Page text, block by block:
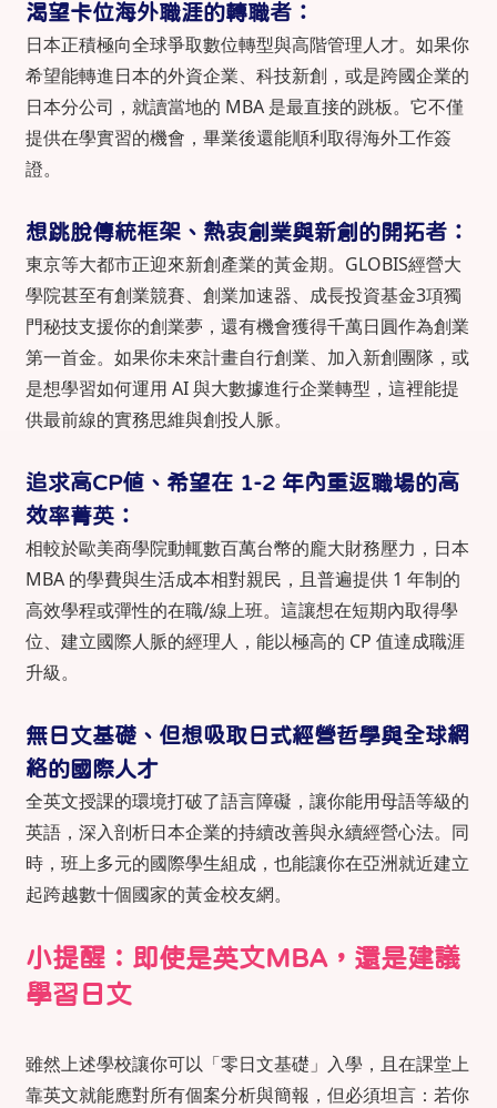
渴望卡位海外職涯的轉職者：
日本正積極向全球爭取數位轉型與高階管理人才。如果你
希望能轉進日本的外資企業、科技新創，或是跨國企業的
日本分公司，就讀當地的 MBA 是最直接的跳板。它不僅
提供在學實習的機會，畢業後還能順利取得海外工作簽
證。
想跳脫傳統框架、熱衷創業與新創的開拓者：
東京等大都市正迎來新創產業的黃金期。GLOBIS經營大
學院甚至有創業競賽、創業加速器、成長投資基金3項獨
門秘技支援你的創業夢，還有機會獲得千萬日圓作為創業
第一首金。如果你未來計畫自行創業、加入新創團隊，或
是想學習如何運用 AI 與大數據進行企業轉型，這裡能提
供最前線的實務思維與創投人脈。
追求高CP值、希望在 1-2 年內重返職場的高
效率菁英：
相較於歐美商學院動輒數百萬台幣的龐大財務壓力，日本
MBA 的學費與生活成本相對親民，且普遍提供 1 年制的
高效學程或彈性的在職/線上班。這讓想在短期內取得學
位、建立國際人脈的經理人，能以極高的 CP 值達成職涯
升級。
無日文基礎、但想吸取日式經營哲學與全球網
絡的國際人才
全英文授課的環境打破了語言障礙，讓你能用母語等級的
英語，深入剖析日本企業的持續改善與永續經營心法。同
時，班上多元的國際學生組成，也能讓你在亞洲就近建立
起跨越數十個國家的黃金校友網。
小提醒：即使是英文MBA，還是建議
學習日文
雖然上述學校讓你可以「零日文基礎」入學，且在課堂上
靠英文就能應對所有個案分析與簡報，但必須坦言：若你